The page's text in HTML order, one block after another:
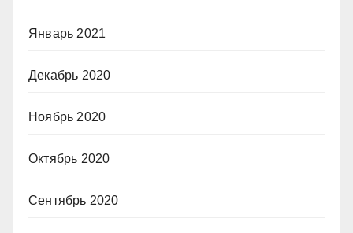
Январь 2021
Декабрь 2020
Ноябрь 2020
Октябрь 2020
Сентябрь 2020